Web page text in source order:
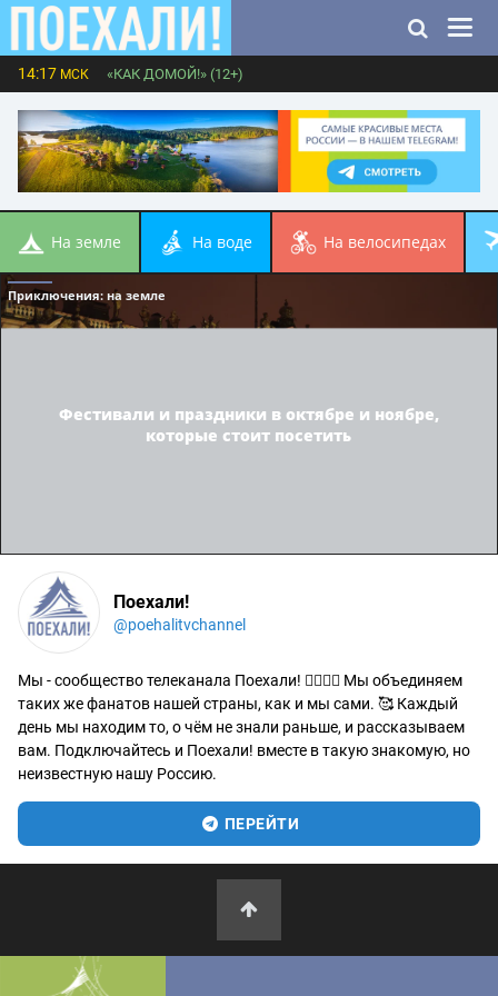
14:17 МСК «КАК ДОМОЙ!» (12+)
на земле на воде на велосипедах
Приключения: на земле
Фестивали и праздники в октябре и ноябре,
которые стоит посетить
Поехали!
@poehalitvchannel
Мы - сообщество телеканала Поехали! 🙋‍♂️🙋‍♀️ Мы объединяем
таких же фанатов нашей страны, как и мы сами. 🥰 Каждый
день мы находим то, о чём не знали раньше, и рассказываем
вам. Подключайтесь и Поехали! вместе в такую знакомую, но
неизвестную нашу Россию.
ПЕРЕЙТИ